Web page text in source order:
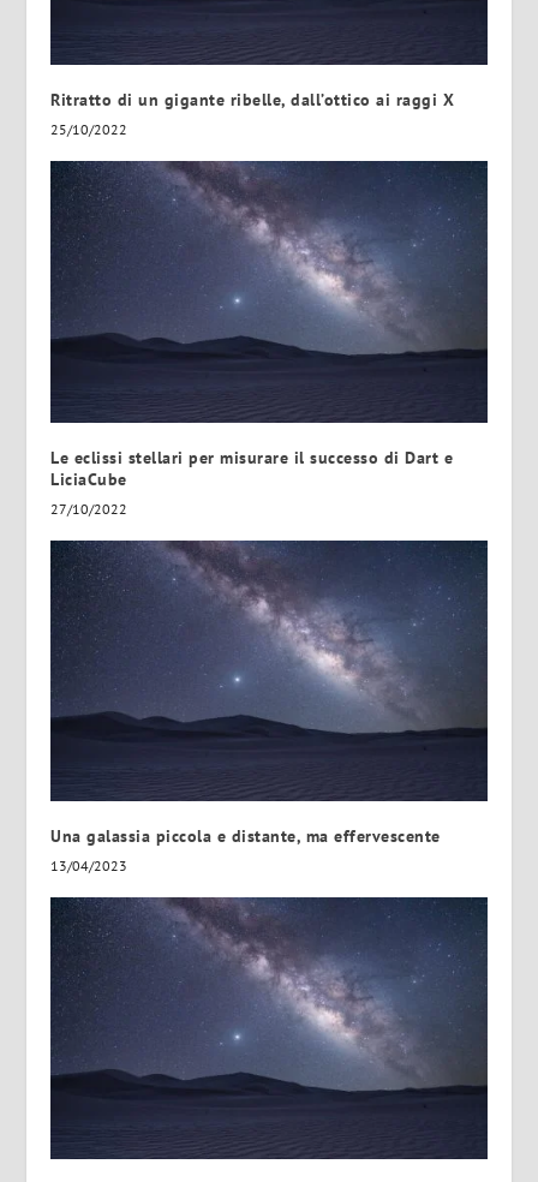
Ritratto di un gigante ribelle, dall’ottico ai raggi X
25/10/2022
Le eclissi stellari per misurare il successo di Dart e
LiciaCube
27/10/2022
Una galassia piccola e distante, ma effervescente
13/04/2023